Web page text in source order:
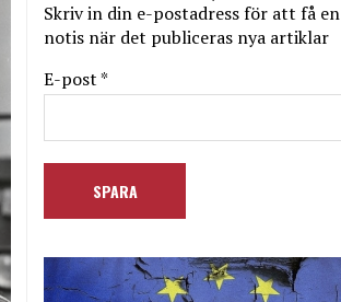
Skriv in din e-postadress för att få en
notis när det publiceras nya artiklar
E-post *